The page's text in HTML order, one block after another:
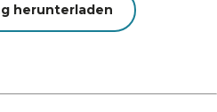
herunterladen